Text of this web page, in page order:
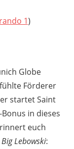
1)
Globe
Förderer
startet Saint
in dieses
euch
Big Lebowski: